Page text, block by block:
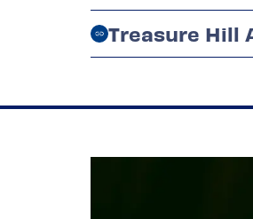
Treasure Hill